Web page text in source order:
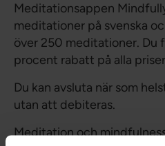
Meditationsappen
meditationer på svenska
över 250 meditationer. Du
procent rabatt på alla
Du kan avsluta när som
utan att debiteras.
Meditation och